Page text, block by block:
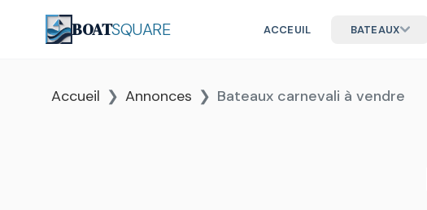
BOATSQUARE ACCEUIL BATEAUX
Accueil Annonces Bateaux carnevali à vendre